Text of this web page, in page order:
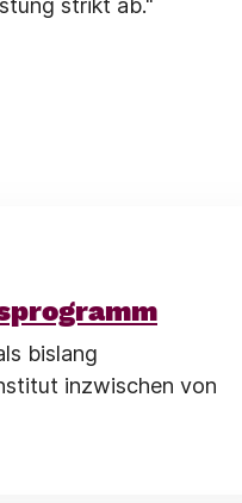
strikt ab."
bislang
inzwischen von